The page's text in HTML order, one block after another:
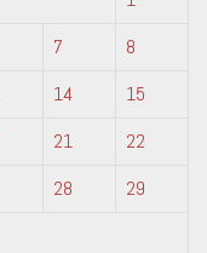
7
8
14
15
21
22
28
29